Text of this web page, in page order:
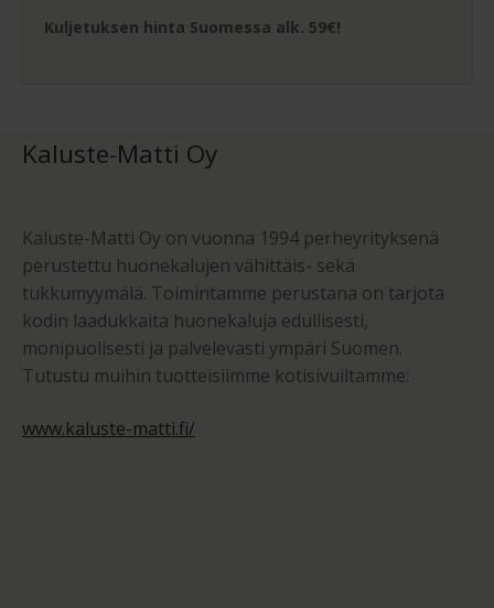
Kuljetuksen hinta Suomessa alk. 59€!
Kaluste-Matti Oy
Kaluste-Matti Oy on vuonna 1994 perheyrityksenä
perustettu huonekalujen vähittäis- sekä
tukkumyymälä. Toimintamme perustana on tarjota
kodin laadukkaita huonekaluja edullisesti,
monipuolisesti ja palvelevasti ympäri Suomen.
Tutustu muihin tuotteisiimme kotisivuiltamme:
www.kaluste-matti.fi/